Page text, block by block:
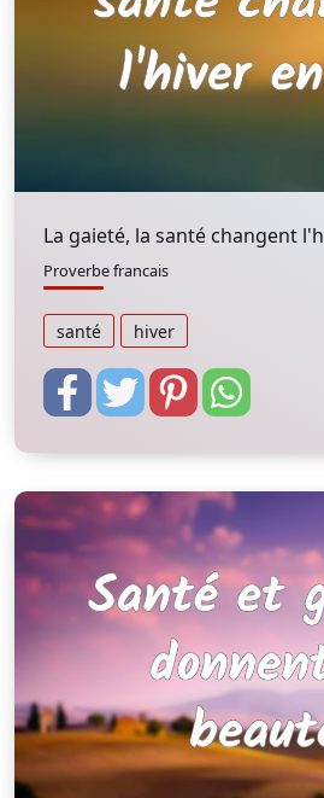
La gaieté, la santé changent
Proverbe francais
santé hiver